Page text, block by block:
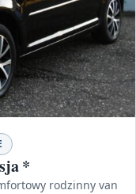
*
rodzinny van